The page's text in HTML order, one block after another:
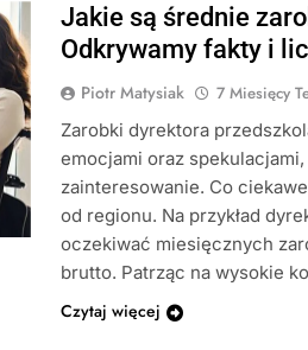
Jakie są średnie
Odkrywamy fakty i
Piotr Matysiak 7 Miesięcy
Zarobki dyrektora
emocjami oraz
zainteresowanie. Co
od regionu. Na przykład
oczekiwać miesięcznych
brutto. Patrząc na wysokie
Czytaj więcej